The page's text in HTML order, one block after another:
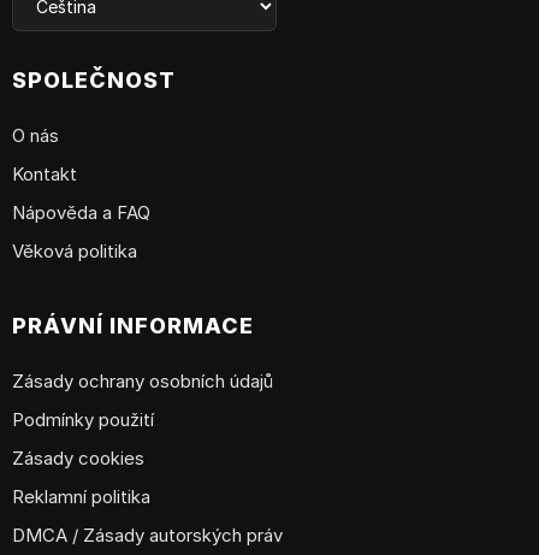
SPOLEČNOST
O nás
Kontakt
Nápověda a FAQ
Věková politika
PRÁVNÍ INFORMACE
Zásady ochrany osobních údajů
Podmínky použití
Zásady cookies
Reklamní politika
DMCA / Zásady autorských práv